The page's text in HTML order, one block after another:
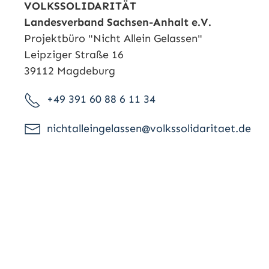
VOLKSSOLIDARITÄT
Landesverband Sachsen-Anhalt e.V.
Projektbüro "Nicht Allein Gelassen"
Leipziger Straße 16
39112 Magdeburg
+49 391 60 88 6 11 34
nichtalleingelassen@volkssolidaritaet.de